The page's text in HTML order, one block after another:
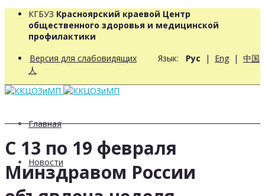
КГБУЗ Красноярский краевой Центр
общественного здоровья и медицинской
профилактики
Версия для слабовидящих Язык: Рус | Eng | 中国
人
Главная
Новости
C 13 по 19 февраля
Минздравом России